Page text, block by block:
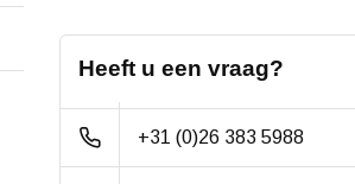
Bandage:
Hardheid band: 75 Shore D
Rolweerstand:
Heeft u een vraag?
+31 (0)26 383 5988